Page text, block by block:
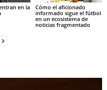
en la
Cómo el aficionado
informado sigue el fútbol
en un ecosistema de
noticias fragmentado